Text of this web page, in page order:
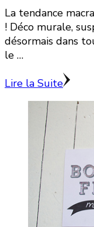
La tendance
! Déco murale,
désormais dans
le …
Lire la Suite